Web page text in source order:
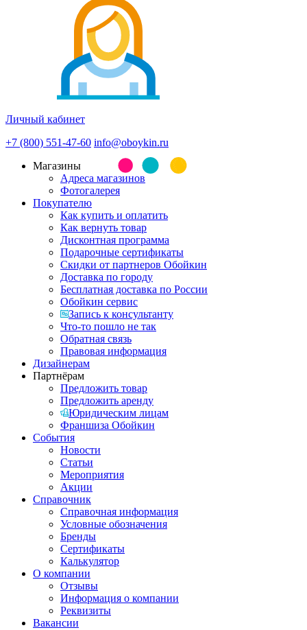
Личный кабинет
+7 (800) 551-47-60 info@oboykin.ru
Магазины
Адреса магазинов
Фотогалерея
Покупателю
Как купить и оплатить
Как вернуть товар
Дисконтная программа
Подарочные сертификаты
Скидки от партнеров Обойкин
Доставка по городу
Бесплатная доставка по России
Обойкин сервис
Запись к консультанту
Что-то пошло не так
Обратная связь
Правовая информация
Дизайнерам
Партнёрам
Предложить товар
Предложить аренду
Юридическим лицам
Франшиза Обойкин
События
Новости
Статьи
Мероприятия
Акции
Справочник
Справочная информация
Условные обозначения
Бренды
Сертификаты
Калькулятор
О компании
Отзывы
Информация о компании
Реквизиты
Вакансии